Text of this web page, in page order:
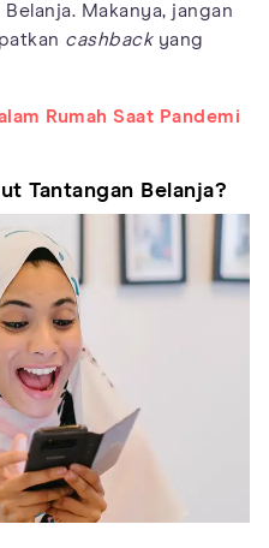
Makanya, jangan
cashbackyang
Rumah Saat Pandemi
Tantangan Belanja?